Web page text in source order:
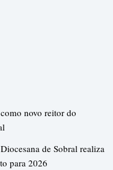
novo reitor do
de Sobral realiza
para 2026